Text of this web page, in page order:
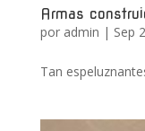
Armas
por admin | Sep
Tan